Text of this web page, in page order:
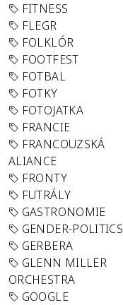
FITNESS
FLEGR
FOLKLÓR
FOOTFEST
FOTBAL
FOTKY
FOTOJATKA
FRANCIE
FRANCOUZSKÁ
ALIANCE
FRONTY
FUTRÁLY
GASTRONOMIE
GENDER-POLITICS
GERBERA
GLENN MILLER
ORCHESTRA
GOOGLE